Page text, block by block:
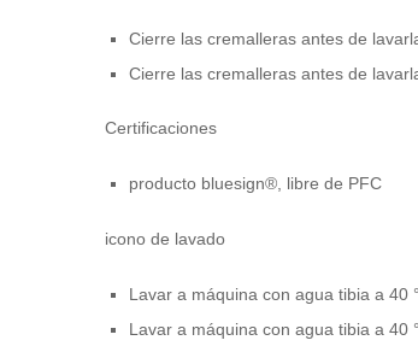
Cierre las cremalleras antes de
Cierre las cremalleras antes de
Certificaciones
producto bluesign®, libre de PFC
icono de lavado
Lavar a máquina con agua tibia a
Lavar a máquina con agua tibia a